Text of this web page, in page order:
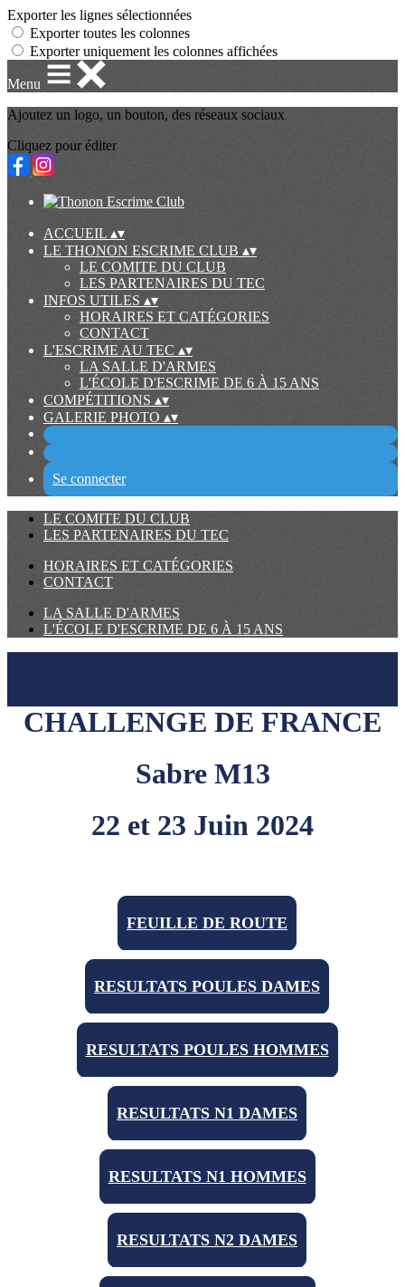
Exporter les lignes sélectionnées
Exporter toutes les colonnes
Exporter uniquement les colonnes affichées
Menu
Ajoutez un logo, un bouton, des réseaux sociaux
Cliquez pour éditer
ACCUEIL ▴▾
LE THONON ESCRIME CLUB ▴▾
LE COMITE DU CLUB
LES PARTENAIRES DU TEC
INFOS UTILES ▴▾
HORAIRES ET CATÉGORIES
CONTACT
L'ESCRIME AU TEC ▴▾
LA SALLE D'ARMES
L'ÉCOLE D'ESCRIME DE 6 À 15 ANS
COMPÉTITIONS ▴▾
GALERIE PHOTO ▴▾
Se connecter
LE COMITE DU CLUB
LES PARTENAIRES DU TEC
HORAIRES ET CATÉGORIES
CONTACT
LA SALLE D'ARMES
L'ÉCOLE D'ESCRIME DE 6 À 15 ANS
CHALLENGE DE FRANCE
Sabre M13
22 et 23 Juin 2024
FEUILLE DE ROUTE
RESULTATS POULES DAMES
RESULTATS POULES HOMMES
RESULTATS N1 DAMES
RESULTATS N1 HOMMES
RESULTATS N2 DAMES